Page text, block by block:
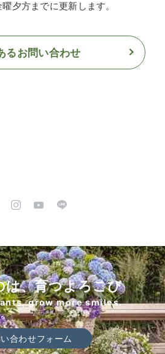
夕方までに更新します。
るお問い合わせ
は、育つよろこび
grow more smiles.
合わせフォーム